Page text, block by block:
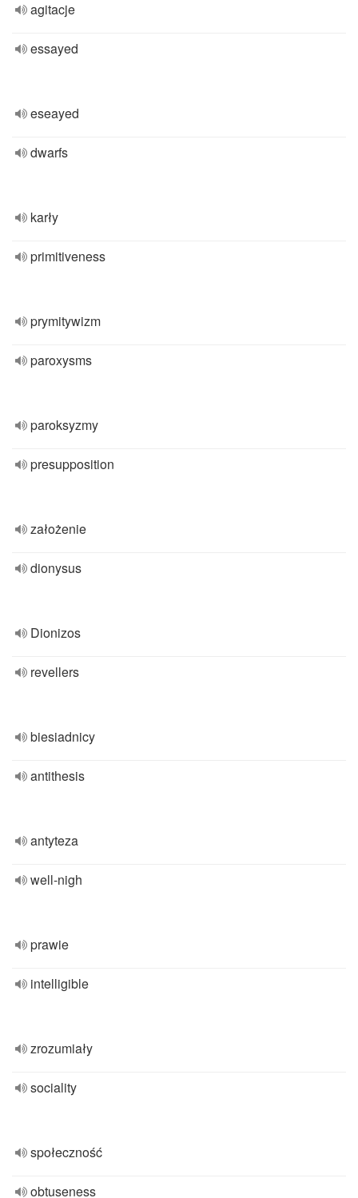
agitacje
essayed
eseayed
dwarfs
karły
primitiveness
prymitywizm
paroxysms
paroksyzmy
presupposition
założenie
dionysus
Dionizos
revellers
biesiadnicy
antithesis
antyteza
well-nigh
prawie
intelligible
zrozumiały
sociality
społeczność
obtuseness